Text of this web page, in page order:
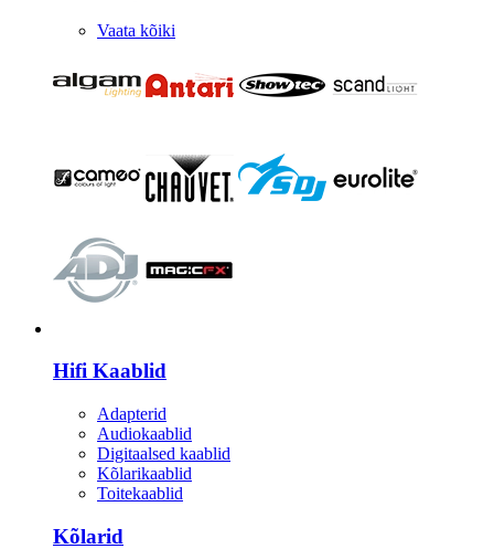
Vaata kõiki
Hifi Kaablid
Adapterid
Audiokaablid
Digitaalsed kaablid
Kõlarikaablid
Toitekaablid
Kõlarid